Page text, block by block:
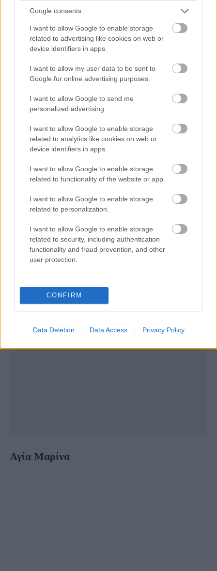
Google consents
I want to allow Google to enable storage
related to advertising like cookies on web or
device identifiers in apps.
I want to allow my user data to be sent to
Google for online advertising purposes.
I want to allow Google to send me
personalized advertising.
I want to allow Google to enable storage
related to analytics like cookies on web or
device identifiers in apps.
I want to allow Google to enable storage
related to functionality of the website or app.
I want to allow Google to enable storage
related to personalization.
I want to allow Google to enable storage
related to security, including authentication
functionality and fraud prevention, and other
user protection.
CONFIRM
Data Deletion Data Access Privacy Policy
περιβάλλεται από μια
, είναι
ιδανική για οικογενειακές βουτιές. Έχει πράσινο,
άμμο και πυκνή βλάστηση που θα ευχαριστήσει
όσους θέλουν να ξεφύγουν από την Αθήνα, μετά
από μία ώρα και κάτι οδήγησης. Κλασική αξία, που
πιθανώς επισκεπτόσαστε με τους γονείς σας και
που θα σας βγάλει ασπροπρόσωπους.
Αγία Μαρίνα